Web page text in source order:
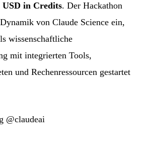
USD in Credits. Der Hackathon
von Claude Science ein,
wissenschaftliche
mit integrierten Tools,
und Rechenressourcen gestartet
@claudeai